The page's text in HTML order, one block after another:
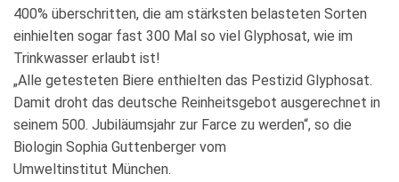
400% überschritten, die am stärksten belasteten Sorten
einhielten sogar fast 300 Mal so viel Glyphosat, wie im
Trinkwasser erlaubt ist!
„Alle getesteten Biere enthielten das Pestizid Glyphosat.
Damit droht das deutsche Reinheitsgebot ausgerechnet in
seinem 500. Jubiläumsjahr zur Farce zu werden“, so die
Biologin Sophia Guttenberger vom
Umweltinstitut München.